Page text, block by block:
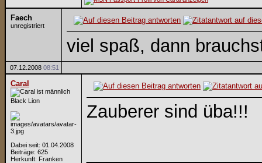
Faech
unregistriert
viel spaß, dann
07.12.2008 08:51
Caral
Black Lion
Dabei seit: 01.04.2008
Beiträge: 625
Herkunft: Franken
Zauberer sind üba!!!